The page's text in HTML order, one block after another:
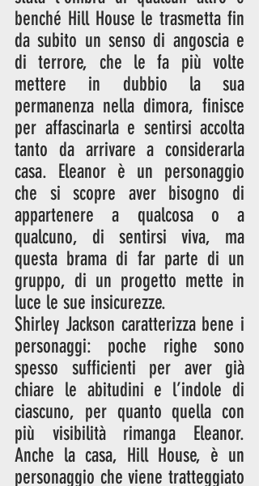
benché Hill House le trasmetta fin
da subito un senso di angoscia e
di terrore, che le fa più volte
mettere in dubbio la sua
permanenza nella dimora, finisce
per affascinarla e sentirsi accolta
tanto da arrivare a considerarla
casa. Eleanor è un personaggio
che si scopre aver bisogno di
appartenere a qualcosa o a
qualcuno, di sentirsi viva, ma
questa brama di far parte di un
gruppo, di un progetto mette in
luce le sue insicurezze.
Shirley Jackson caratterizza bene i
personaggi: poche righe sono
spesso sufficienti per aver già
chiare le abitudini e l’indole di
ciascuno, per quanto quella con
più visibilità rimanga Eleanor.
Anche la casa, Hill House, è un
personaggio che viene tratteggiato